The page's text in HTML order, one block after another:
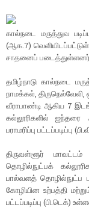
கால்நடை மருத்துவ
(ஆக.7)
சாதனைப் படைத்துள்ளனர்.
தமிழ்நாடு கால்நடை
நாமக்கல்,
வீராபாண்டி ஆகிய 7
கல்லூரிகளில்
பராமரிப்பு பட்டப்படிப்பு
திருவள்ளூர்
தொழில்நுட்பக்
பால்வளத் தொழில்நுட்ப
கோழியின உற்பத்தி
பட்டப்படிப்பு (பி.டெக்)